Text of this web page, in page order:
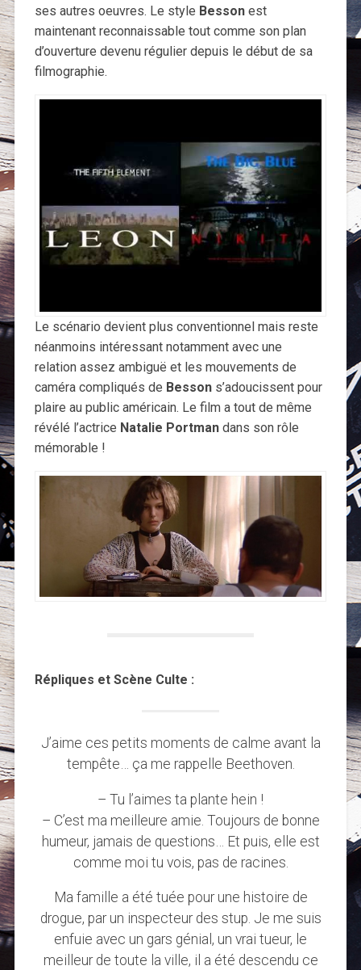
ses autres oeuvres. Le style Bessonest
maintenant reconnaissable tout comme son plan
d’ouverture devenu régulier depuis le début de sa
filmographie.
Le scénario devient plus conventionnel mais reste
néanmoins intéressant notamment avec une
relation assez ambiguë et les mouvements de
caméra compliqués de Bessons’adoucissent pour
plaire au public américain. Le film a tout de même
révélé l’actrice Natalie Portmandans son rôle
mémorable !
Répliques et Scène Culte :
J’aime ces petits moments de calme avant la
tempête… ça me rappelle Beethoven.
– Tu l’aimes ta plante hein !
– C’est ma meilleure amie. Toujours de bonne
humeur, jamais de questions… Et puis, elle est
comme moi tu vois, pas de racines.
Ma famille a été tuée pour une histoire de
drogue, par un inspecteur des stup. Je me suis
enfuie avec un gars génial, un vrai tueur, le
meilleur de toute la ville, il a été descendu ce